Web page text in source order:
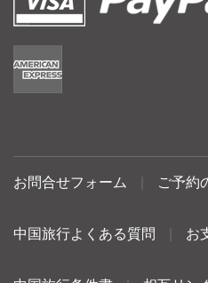
お問合せフォーム ご予約
中国旅行よくある質問 お